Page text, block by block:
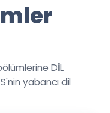
DİL
yabancı dil